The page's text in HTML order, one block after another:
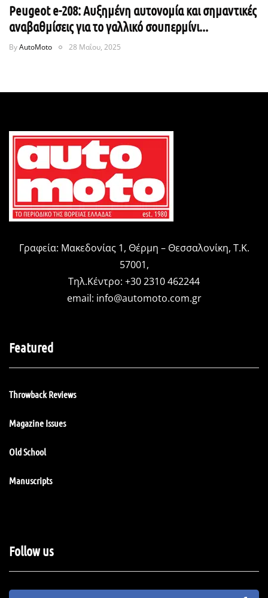
Peugeot e-208: Αυξημένη αυτονομία και σημαντικές
αναβαθμίσεις για το γαλλικό σουπερμίνι...
ByAutoMoto 28 Μαΐου, 2025
Γραφεία: Μακεδονίας 1, Θέρμη – Θεσσαλονίκη, Τ.Κ.
57001,
Τηλ.Κέντρο: +30 2310 462244
email: info@automoto.com.gr
Featured
Throwback Reviews
Magazine Issues
Old School
Manuscripts
Follow us